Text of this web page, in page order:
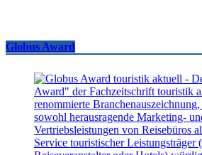
Globus Award